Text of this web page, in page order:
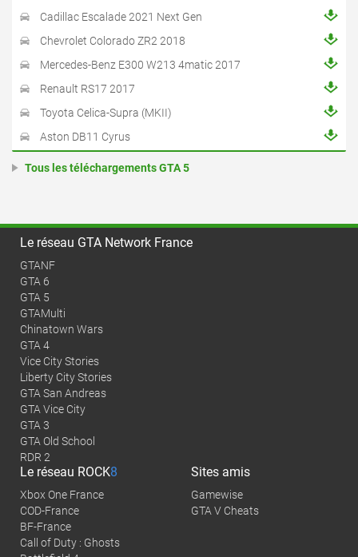
Cadillac Escalade 2021 Next Gen
Chevrolet Colorado ZR2 2018
Mercedes-Benz E300 W213 4matic 2017
Renault RS17 2017
Toyota Celica-Supra (MKII)
Aston DB11 Cyrus
Tous les téléchargements GTA 5
Le réseau GTA Network France
GTANF
GTA 6
GTA 5
GTAMulti
Chinatown Wars
GTA 4
Vice City Stories
Liberty City Stories
GTA San Andreas
GTA Vice City
GTA 3
GTA Old School
RDR 2
Le réseau ROCK8
Xbox One France
COD-France
BF-France
Call of Duty : Ghosts
Sites amis
Gamewise
GTA V Cheats